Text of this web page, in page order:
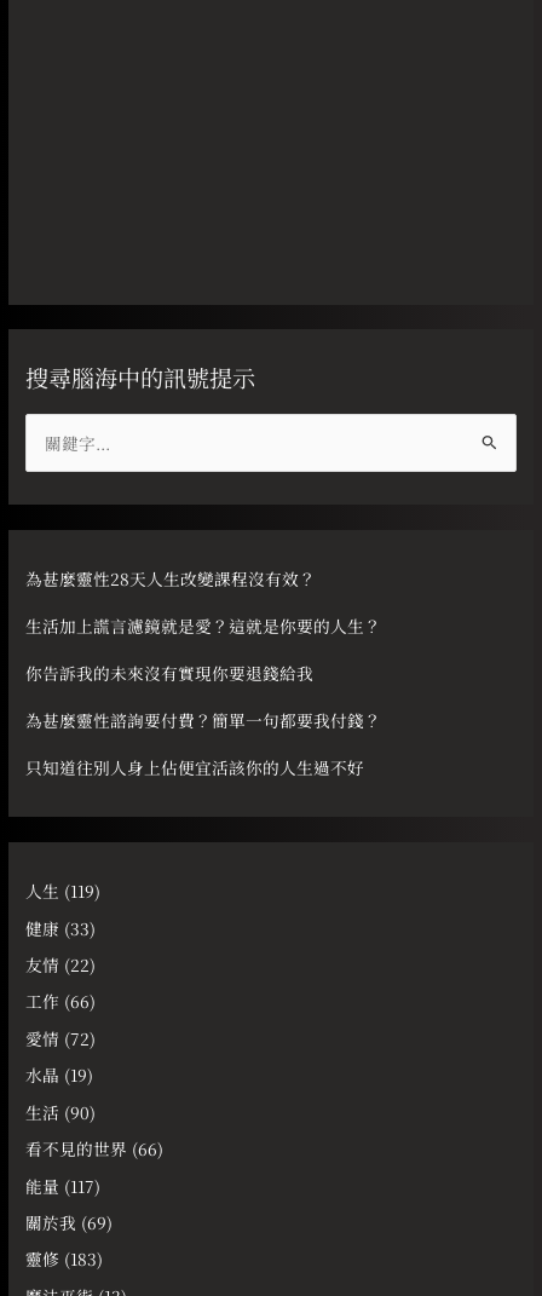
搜尋腦海中的訊號提示
尋
關
字
為甚麼靈性28天人生改變課程沒有效？
生活加上謊言濾鏡就是愛？這就是你要的人生？
你告訴我的未來沒有實現你要退錢給我
為甚麼靈性諮詢要付費？簡單一句都要我付錢？
只知道往別人身上佔便宜活該你的人生過不好
人生 (119)
健康 (33)
友情 (22)
工作 (66)
愛情 (72)
水晶 (19)
生活 (90)
看不見的世界 (66)
能量 (117)
關於我 (69)
靈修 (183)